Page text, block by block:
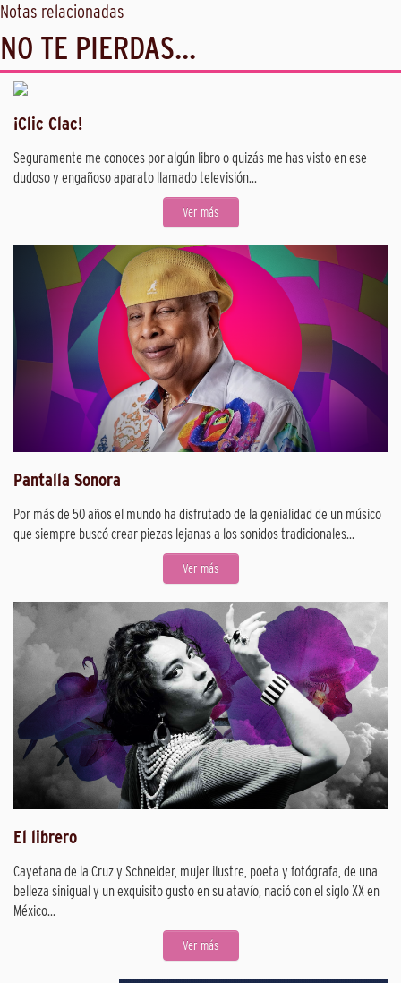
Notas relacionadas
NO TE PIERDAS...
¡Clic Clac!
Seguramente me conoces por algún libro o quizás me has visto en ese
dudoso y engañoso aparato llamado televisión...
Ver más
Pantalla Sonora
Por más de 50 años el mundo ha disfrutado de la genialidad de un músico
que siempre buscó crear piezas lejanas a los sonidos tradicionales...
Ver más
El librero
Cayetana de la Cruz y Schneider, mujer ilustre, poeta y fotógrafa, de una
belleza sinigual y un exquisito gusto en su atavío, nació con el siglo XX en
México...
Ver más